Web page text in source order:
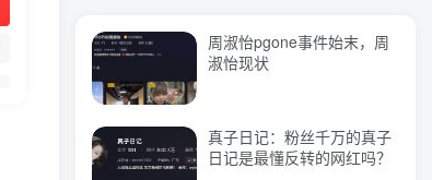
颜值成谜热恋引热议！
标签云
周淑怡pgone事件始末，周
淑怡现状
真子日记：粉丝千万的真子
日记是最懂反转的网红吗？